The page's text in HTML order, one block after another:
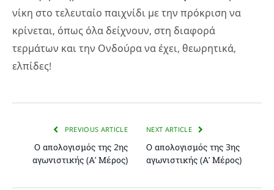
νίκη στο τελευταίο παιχνίδι με την πρόκριση να
κρίνεται, όπως όλα δείχνουν, στη διαφορά
τερμάτων και την Ονδούρα να έχει, θεωρητικά,
ελπίδες!
PREVIOUS ARTICLE
Ο απολογισμός της 2ης
αγωνιστικής (Α’ Μέρος)
NEXT ARTICLE
Ο απολογισμός της 3ης
αγωνιστικής (Α’ Μέρος)